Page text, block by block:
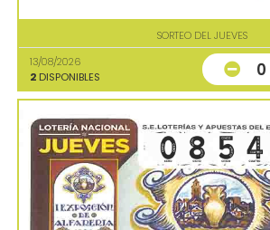
SORTEO DEL JUEVES
13/08/2026
2 DISPONIBLES 0